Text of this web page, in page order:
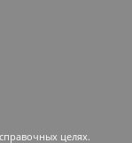
целях.